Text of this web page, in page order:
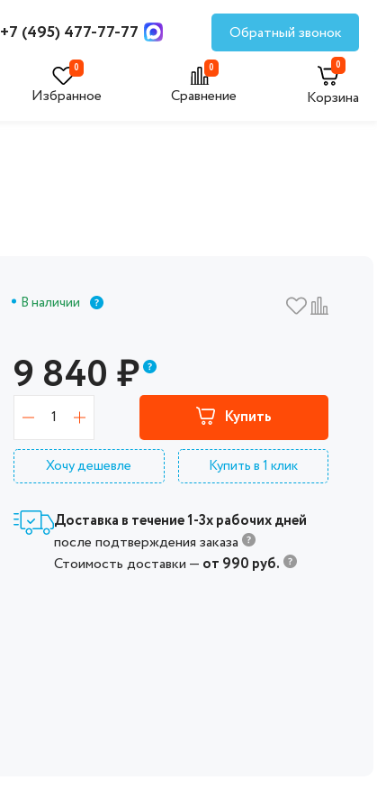
+7 (495) 477-77-77 Обратный звонок
0
Избранное
0
Сравнение
0
Корзина
В наличии
9 840₽
1 Купить
Хочу дешевле Купить в 1 клик
Доставка в течение 1-3х рабочих дней
после подтверждения заказа
Стоимость доставки — от 990 руб.